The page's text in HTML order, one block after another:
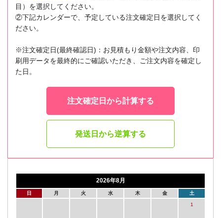
目）を選択してください。
②下記カレンダーで、予定している注文確定日を選択してく
ださい。
※注文確定日(最終確認日)：お見積もり金額や注文内容、印
刷用データを最終的にご確認いただき、ご注文内容を確定し
た日。
注文確定日から計算する
発送日から逆算する
2026年8月
日 月 火 水 木 金 土
1